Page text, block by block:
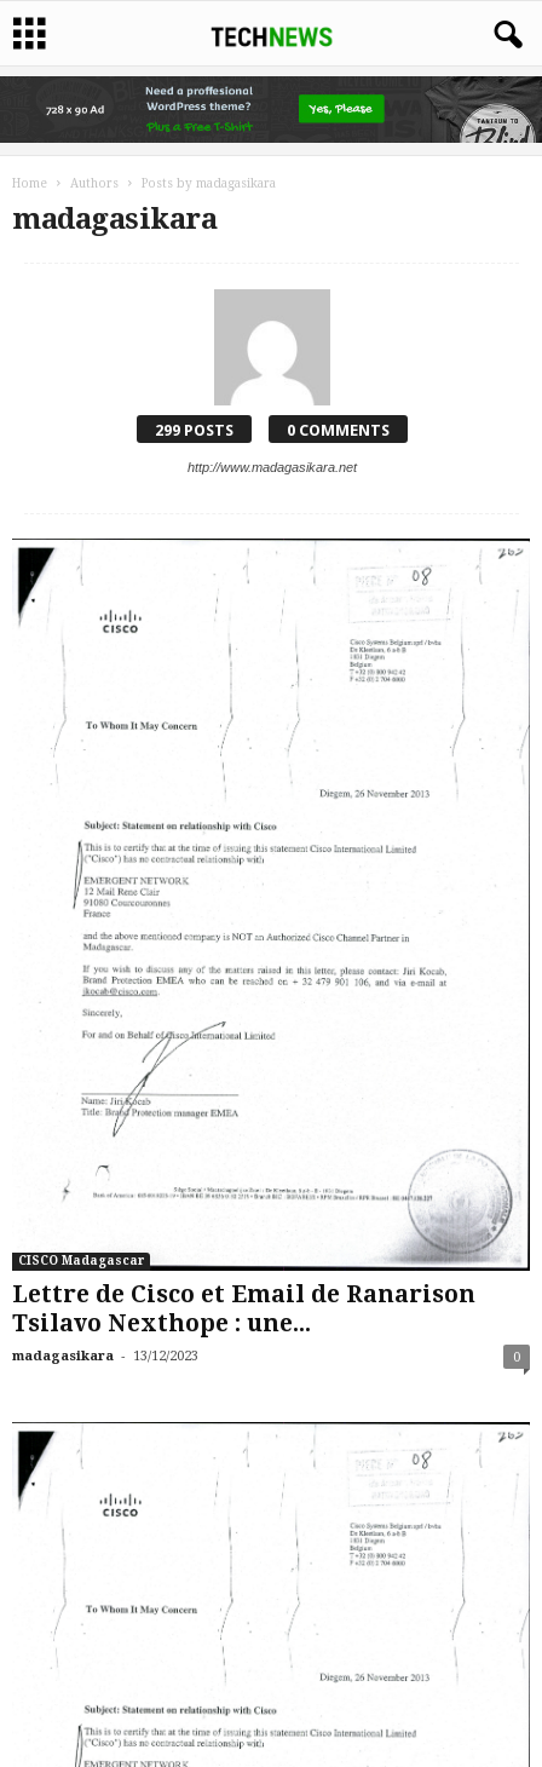
Home Authors Posts by madagasikara
madagasikara
299 POSTS 0 COMMENTS
http://www.madagasikara.net
CISCO Madagascar
Lettre de Cisco et Email de Ranarison
Tsilavo Nexthope : une...
madagasikara - 13/12/2023 0